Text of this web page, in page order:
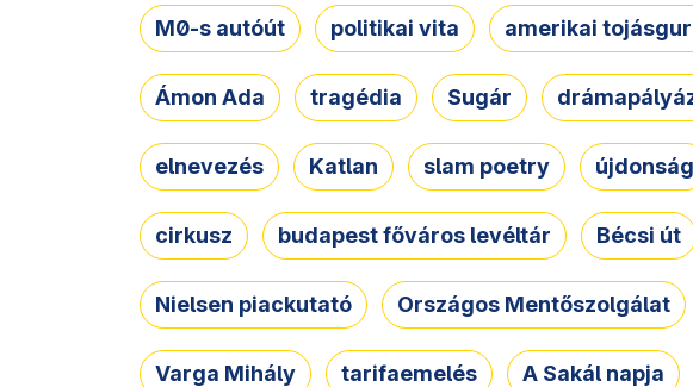
M0-s autóút politikai vita amerikai
Ámon Ada tragédia Sugár
elnevezés Katlan slam poetry újdonság
cirkusz budapest főváros levéltár Bécsi út
Nielsen piackutató Országos Mentőszolgálat
Varga Mihály tarifaemelés A Sakál napja